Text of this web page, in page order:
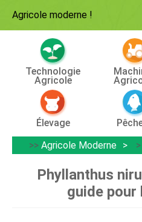
Agricole moderne !
Technologie
Agricole
Élevage
>> Agricole Moderne
Phyllanthus
guide pour